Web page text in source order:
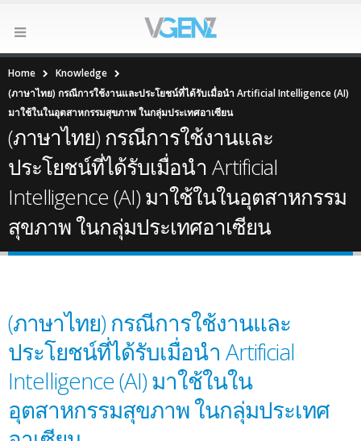
Home
Knowledge
(ภาษาไทย) กรณีการใช้งานและประโยชน์ที่ได้รับเมื่อนำ Artificial Intelligence (AI)
มาใช้ในในอุตสาหกรรมสุขภาพ ในกลุ่มประเทศอาเซียน
(ภาษาไทย) กรณีการใช้งานและ
ประโยชน์ที่ได้รับเมื่อนำ Artificial
Intelligence (AI) มาใช้ในในอุตสาหกรรม
สุขภาพ ในกลุ่มประเทศอาเซียน
(ภาษาไทย) กรณีการใช้งานและ
ประโยชน์ที่ได้รับเมื่อนำ Artificial
Intelligence (AI) มาใช้ในใน
อุตสาหกรรมสุขภาพ ในกลุ่มประเทศ